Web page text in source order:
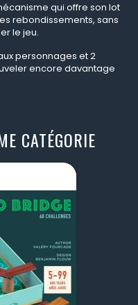
qui offre son lot
rebondissements, sans
le jeu.
personnages et 2
encore davantage
CATÉGORIE